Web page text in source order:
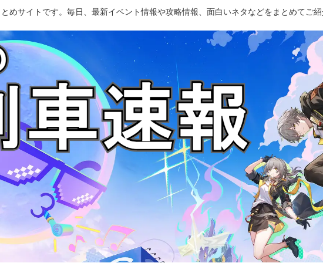
めサイトです。毎日、最新イベント情報や攻略情報、面白いネタなどをまとめてご紹